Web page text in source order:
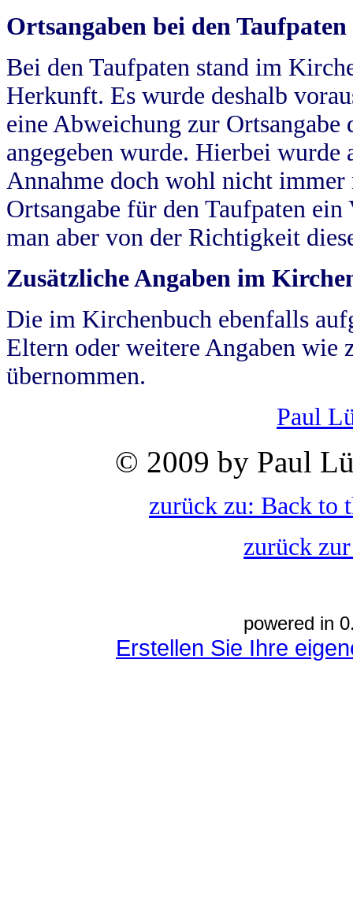
Ortsangaben bei den Taufpaten
Bei den Taufpaten stand im
Herkunft. Es wurde deshalb
eine Abweichung zur
angegeben wurde. Hierbei wurde
Annahme doch wohl nicht
Ortsangabe für den Taufpaten
man aber von der Richtigkeit
Zusätzliche Angaben im
Die im Kirchenbuch ebenfalls
Eltern oder weitere Angaben wie
übernommen.
Paul
© 2009 by Paul
zurück zu: Back to
zurück
powered in
Erstellen Sie Ihre